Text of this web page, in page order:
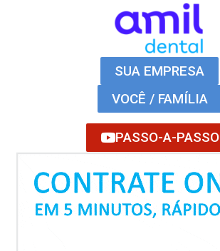
SUA EMPRESA
VOCÊ / FAMÍLIA
PASSO-A-PASSO